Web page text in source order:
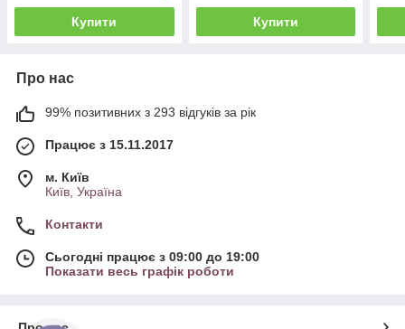
Купити Купити
Про нас
99% позитивних з 293 відгуків за рік
Працює з 15.11.2017
м. Київ
Київ, Україна
Контакти
Сьогодні працює з 09:00 до 19:00
Показати весь графік роботи